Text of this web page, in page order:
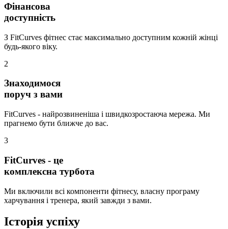
Фінансова
доступність
З FitCurves фітнес стає максимально доступним кожній жінці
будь-якого віку.
2
Знаходимося
поруч з вами
FitCurves - найрозвиненіша і швидкозростаюча мережа. Ми
прагнемо бути ближче до вас.
3
FitCurves - це
комплексна турбота
Ми включили всі компоненти фітнесу, власну програму
харчування і тренера, який завжди з вами.
Історія успіху